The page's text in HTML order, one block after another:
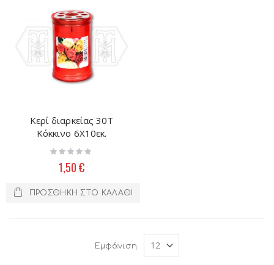
Κερί διαρκείας 30Τ
Κόκκινο 6Χ10εκ.
Rating:
1,50 €
ΠΡΟΣΘΉΚΗ ΣΤΟ ΚΑΛΆΘΙ
Εμφάνιση